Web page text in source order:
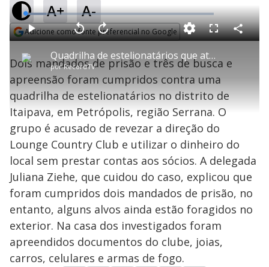
A+ A-
Adicione como fonte preferencial no Google
P
l
a
y
V
i
Quadrilha de estelionatários que atuava em Itaipava é desmanchada
porRecordTV
P V
l
a
r
0
e
g
n
s
A
a
n
ç
a
1
s
e
u
n
o
s
M
u
d
o
L
o
a
d
e
1
.
0
8
F
l
s
c
e
C
o
Dois mandados de prisão e três de busca e
apreensão foram cumpridos contra uma
quadrilha de estelionatários no distrito de
Itaipava, em Petrópolis, região Serrana. O
grupo é acusado de revezar a direção do
Lounge Country Club e utilizar o dinheiro do
local sem prestar contas aos sócios. A delegada
Juliana Ziehe, que cuidou do caso, explicou que
foram cumpridos dois mandados de prisão, no
entanto, alguns alvos ainda estão foragidos no
exterior. Na casa dos investigados foram
apreendidos documentos do clube, joias,
carros, celulares e armas de fogo.